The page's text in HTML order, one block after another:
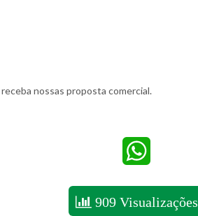
nossas proposta comercial.
909 Visualizações